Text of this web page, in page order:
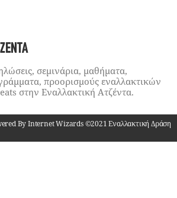
σεμινάρια, μαθήματα,
προορισμούς εναλλακτικών
στην Εναλλακτική Ατζέντα.
By Internet Wizards ©2021 Εναλλακτική Δράση